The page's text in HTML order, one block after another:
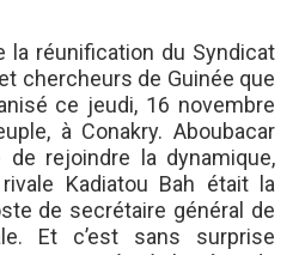
la réunification du Syndicat
chercheurs de Guinée que
ce jeudi, 16 novembre
à Conakry. Aboubacar
rejoindre la dynamique,
Kadiatou Bah était la
de secrétaire général de
Et c’est sans surprise